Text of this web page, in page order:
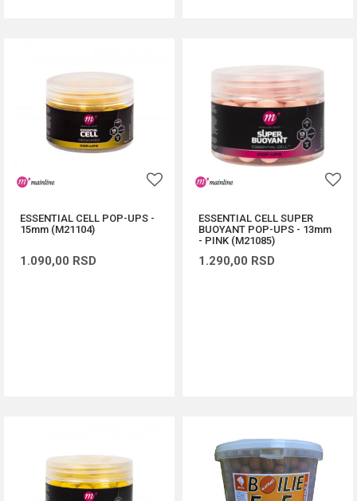
ESSENTIAL CELL POP-UPS -
15mm (M21104)
1.090,00 RSD
ESSENTIAL CELL SUPER
BUOYANT POP-UPS - 13mm
- PINK (M21085)
1.290,00 RSD